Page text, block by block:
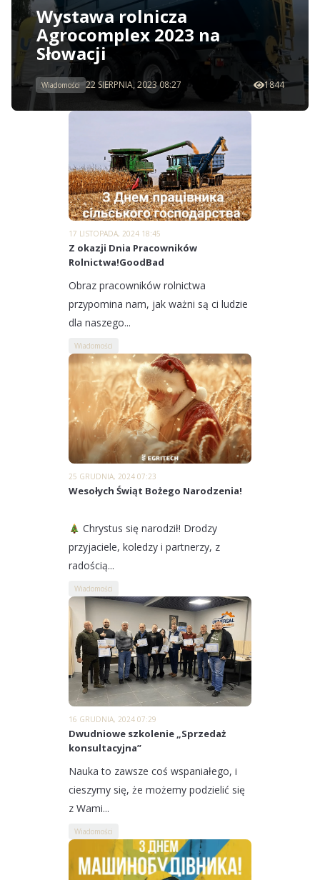
Wystawa rolnicza
Agrocomplex 2023 na
Słowacji
Wiadomości 22 SIERPNIA, 2023 08:27 1844
17 LISTOPADA, 2024 18:45
Z okazji Dnia Pracowników
Rolnictwa!GoodBad
Obraz pracowników rolnictwa
przypomina nam, jak ważni są ci ludzie
dla naszego...
Wiadomości
25 GRUDNIA, 2024 07:23
Wesołych Świąt Bożego Narodzenia!
Chrystus się narodził! Drodzy
przyjaciele, koledzy i partnerzy, z
radością...
Wiadomości
16 GRUDNIA, 2024 07:29
Dwudniowe szkolenie „Sprzedaż
konsultacyjna”
Nauka to zawsze coś wspaniałego, i
cieszymy się, że możemy podzielić się
z Wami...
Wiadomości